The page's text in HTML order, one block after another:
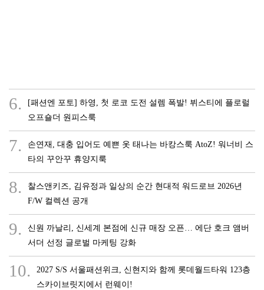
6.
[패션엔 포토] 하영, 첫 로코 도전 설렘 폭발! 뷔스티에 플로럴
오프숄더 원피스룩
7.
손연재, 대충 입어도 예쁜 옷 태나는 바캉스룩 AtoZ! 워너비 스
타의 꾸안꾸 휴양지룩
8.
찰스앤키즈, 김유정과 일상의 순간 현대적 워드로브 2026년
F/W 컬렉션 공개
9.
신원 까날리, 신세계 본점에 신규 매장 오픈… 에단 호크 앰버
서더 선정 글로벌 마케팅 강화
10.
2027 S/S 서울패션위크, 신현지와 함께 롯데월드타워 123층
스카이브릿지에서 런웨이!